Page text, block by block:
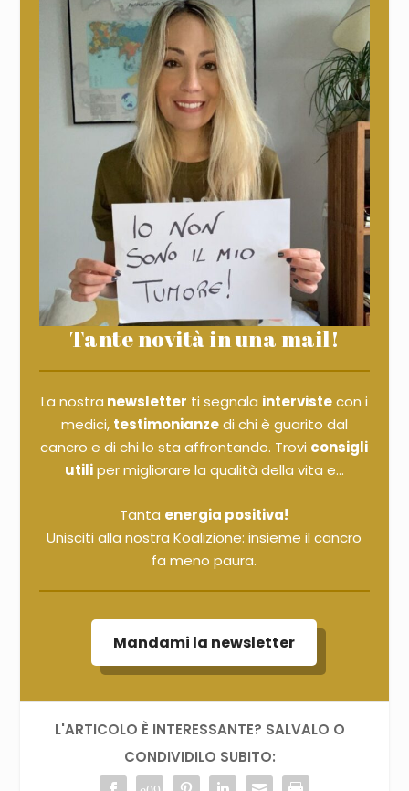
Tante novità in una mail!
La nostra newsletter ti segnala intervistecon i
medici, testimonianzedi chi è guarito dal
cancro e di chi lo sta affrontando. Trovi consigli
utiliper migliorare la qualità della vita e...
Tanta energia positiva!
Unisciti alla nostra Koalizione: insieme il cancro
fa meno paura.
Mandami la newsletter
L'ARTICOLO È INTERESSANTE? SALVALO O
CONDIVIDILO SUBITO: